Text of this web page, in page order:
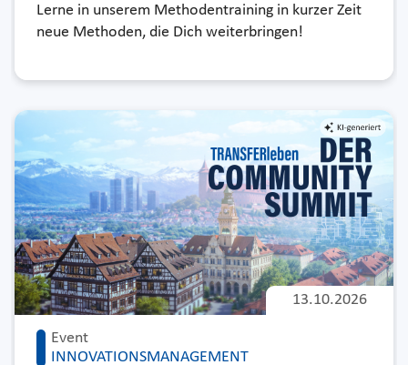
Lerne in unserem Methodentraining in kurzer Zeit
neue Methoden, die Dich weiterbringen!
Event
INNOVATIONSMANAGEMENT
13.10.2026